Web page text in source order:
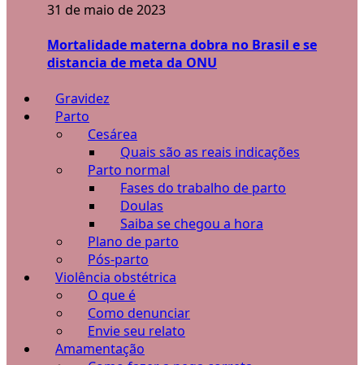
31 de maio de 2023
Mortalidade materna dobra no Brasil e se
distancia de meta da ONU
Gravidez
Parto
Cesárea
Quais são as reais indicações
Parto normal
Fases do trabalho de parto
Doulas
Saiba se chegou a hora
Plano de parto
Pós-parto
Violência obstétrica
O que é
Como denunciar
Envie seu relato
Amamentação